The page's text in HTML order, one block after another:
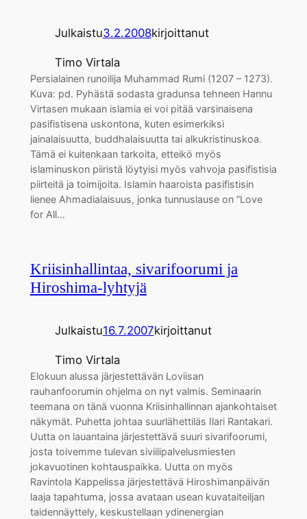
Julkaistu3.2.2008kirjoittanut
Timo Virtala
Persialainen runoilija Muhammad Rumi (1207 – 1273).
Kuva: pd. Pyhästä sodasta gradunsa tehneen Hannu
Virtasen mukaan islamia ei voi pitää varsinaisena
pasifistisena uskontona, kuten esimerkiksi
jainalaisuutta, buddhalaisuutta tai alkukristinuskoa.
Tämä ei kuitenkaan tarkoita, etteikö myös
islaminuskon piiristä löytyisi myös vahvoja pasifistisia
piirteitä ja toimijoita. Islamin haaroista pasifistisin
lienee Ahmadialaisuus, jonka tunnuslause on ”Love
for All…
Kriisinhallintaa, sivarifoorumi ja
Hiroshima-lyhtyjä
Julkaistu16.7.2007kirjoittanut
Timo Virtala
Elokuun alussa järjestettävän Loviisan
rauhanfoorumin ohjelma on nyt valmis. Seminaarin
teemana on tänä vuonna Kriisinhallinnan ajankohtaiset
näkymät. Puhetta johtaa suurlähettiläs Ilari Rantakari.
Uutta on lauantaina järjestettävä suuri sivarifoorumi,
josta toivemme tulevan siviilipalvelusmiesten
jokavuotinen kohtauspaikka. Uutta on myös
Ravintola Kappelissa järjestettävä Hiroshimanpäivän
laaja tapahtuma, jossa avataan usean kuvataiteiljan
taidennäyttely, keskustellaan ydinenergian